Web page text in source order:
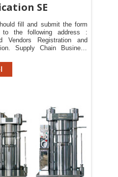
SE
fill and submit the form
the following address :
Vendors Registration and
Supply Chain Business